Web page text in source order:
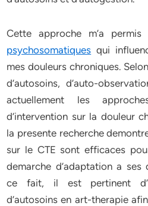
Cette approche m’a permis
psychosomatiques qui
mes douleurs chroniques.
d’autosoins, d’auto-
actuellement les
d’intervention sur la douleur
la presente recherche
sur le CTE sont efficaces
demarche d’adaptation a ses
ce fait, il est pertinent
d’autosoins en art-therapie